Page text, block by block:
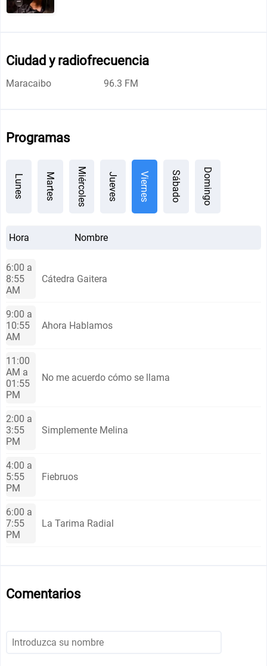
Ciudad y radiofrecuencia
Maracaibo 96.3 FM
Programas
Lunes Martes Miércoles Jueves Viernes Sábado Domingo
Hora Nombre
6:00 a
8:55
AM
Cátedra Gaitera
9:00 a
10:55
AM
Ahora Hablamos
11:00
AM a
01:55
PM
No me acuerdo cómo se llama
2:00 a
3:55
PM
Simplemente Melina
4:00 a
5:55
PM
Fiebruos
6:00 a
7:55
PM
La Tarima Radial
Comentarios